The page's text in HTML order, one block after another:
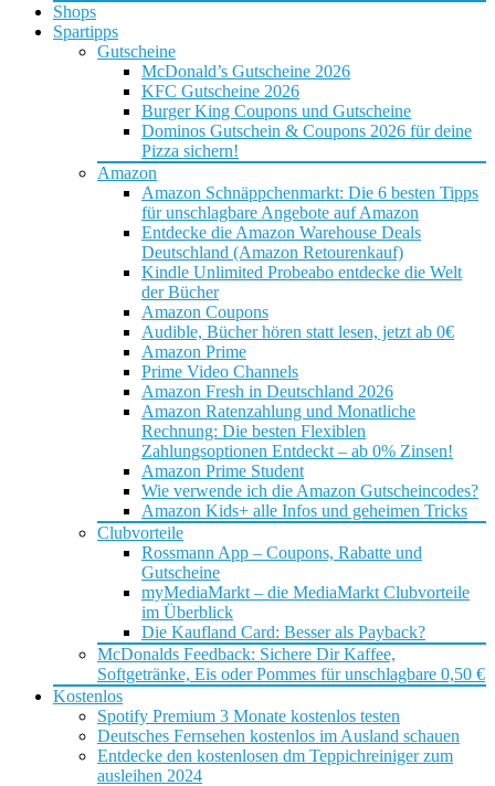
Shops
Spartipps
Gutscheine
McDonald’s Gutscheine 2026
KFC Gutscheine 2026
Burger King Coupons und Gutscheine
Dominos Gutschein & Coupons 2026 für deine
Pizza sichern!
Amazon
Amazon Schnäppchenmarkt: Die 6 besten Tipps
für unschlagbare Angebote auf Amazon
Entdecke die Amazon Warehouse Deals
Deutschland (Amazon Retourenkauf)
Kindle Unlimited Probeabo entdecke die Welt
der Bücher
Amazon Coupons
Audible, Bücher hören statt lesen, jetzt ab 0€
Amazon Prime
Prime Video Channels
Amazon Fresh in Deutschland 2026
Amazon Ratenzahlung und Monatliche
Rechnung: Die besten Flexiblen
Zahlungsoptionen Entdeckt – ab 0% Zinsen!
Amazon Prime Student
Wie verwende ich die Amazon Gutscheincodes?
Amazon Kids+ alle Infos und geheimen Tricks
Clubvorteile
Rossmann App – Coupons, Rabatte und
Gutscheine
myMediaMarkt – die MediaMarkt Clubvorteile
im Überblick
Die Kaufland Card: Besser als Payback?
McDonalds Feedback: Sichere Dir Kaffee,
Softgetränke, Eis oder Pommes für unschlagbare 0,50 €
Kostenlos
Spotify Premium 3 Monate kostenlos testen
Deutsches Fernsehen kostenlos im Ausland schauen
Entdecke den kostenlosen dm Teppichreiniger zum
ausleihen 2024